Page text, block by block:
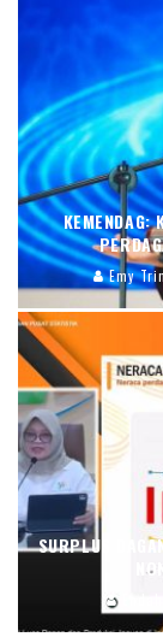
KEMENDAG:
Emy
SURPLUS
Endah